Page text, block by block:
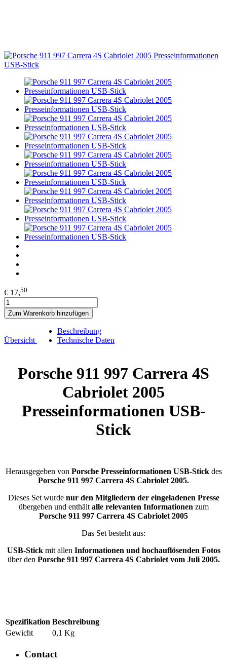
€ 17,50
Zum Warenkorb hinzufügen
Übersicht
Beschreibung
Technische Daten
Porsche 911 997 Carrera 4S
Cabriolet 2005
Presseinformationen USB-
Stick
Herausgegeben von Porsche Presseinformationen USB-Stickdes
Porsche 911 997 Carrera 4S Cabriolet 2005.
Dieses Set wurdenur den Mitgliedern der eingeladenen Presse
übergeben und enthält alle relevanten Informationen zum
Porsche 911 997 Carrera 4S Cabriolet 2005
Das Set besteht aus:
USB-Stickmit allen Informationen und hochauflösenden Fotos
über den Porsche 911 997 Carrera 4S Cabriolet vom Juli 2005.
Spezifikation Beschreibung
Gewicht
0,1 Kg
Contact